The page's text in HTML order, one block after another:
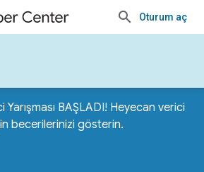
Oturum aç
BAŞLADI! Heyecan verici
becerilerinizi gösterin.